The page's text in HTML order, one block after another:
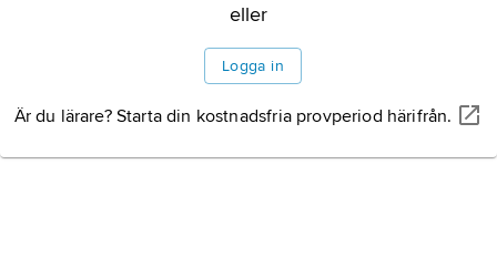
eller
Logga in
Är du lärare? Starta din kostnadsfria provperiod härifrån.